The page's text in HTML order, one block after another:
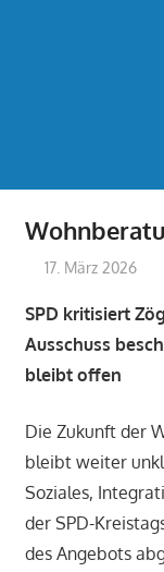
17. März 2026
SPD kritisiert
Ausschuss
bleibt offen
Die Zukunft der
bleibt weiter
Soziales,
der SPD-
des Angebots